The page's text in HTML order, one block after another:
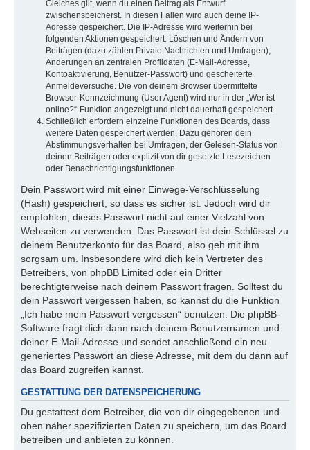
Gleiches gilt, wenn du einen Beitrag als Entwurf
zwischenspeicherst. In diesen Fällen wird auch deine IP-
Adresse gespeichert. Die IP-Adresse wird weiterhin bei
folgenden Aktionen gespeichert: Löschen und Ändern von
Beiträgen (dazu zählen Private Nachrichten und Umfragen),
Änderungen an zentralen Profildaten (E-Mail-Adresse,
Kontoaktivierung, Benutzer-Passwort) und gescheiterte
Anmeldeversuche. Die von deinem Browser übermittelte
Browser-Kennzeichnung (User Agent) wird nur in der „Wer ist
online?“-Funktion angezeigt und nicht dauerhaft gespeichert.
Schließlich erfordern einzelne Funktionen des Boards, dass
weitere Daten gespeichert werden. Dazu gehören dein
Abstimmungsverhalten bei Umfragen, der Gelesen-Status von
deinen Beiträgen oder explizit von dir gesetzte Lesezeichen
oder Benachrichtigungsfunktionen.
Dein Passwort wird mit einer Einwege-Verschlüsselung
(Hash) gespeichert, so dass es sicher ist. Jedoch wird dir
empfohlen, dieses Passwort nicht auf einer Vielzahl von
Webseiten zu verwenden. Das Passwort ist dein Schlüssel zu
deinem Benutzerkonto für das Board, also geh mit ihm
sorgsam um. Insbesondere wird dich kein Vertreter des
Betreibers, von phpBB Limited oder ein Dritter
berechtigterweise nach deinem Passwort fragen. Solltest du
dein Passwort vergessen haben, so kannst du die Funktion
„Ich habe mein Passwort vergessen“ benutzen. Die phpBB-
Software fragt dich dann nach deinem Benutzernamen und
deiner E-Mail-Adresse und sendet anschließend ein neu
generiertes Passwort an diese Adresse, mit dem du dann auf
das Board zugreifen kannst.
GESTATTUNG DER DATENSPEICHERUNG
Du gestattest dem Betreiber, die von dir eingegebenen und
oben näher spezifizierten Daten zu speichern, um das Board
betreiben und anbieten zu können.